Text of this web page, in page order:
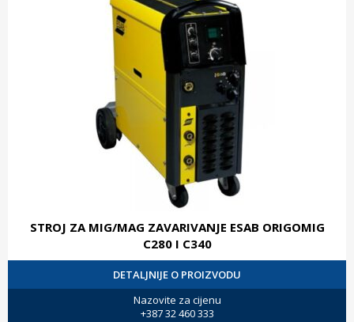
STROJ ZA MIG/MAG ZAVARIVANJE ESAB ORIGOMIG
C280 I C340
DETALJNIJE O PROIZVODU
Nazovite za cijenu
+387 32 460 333